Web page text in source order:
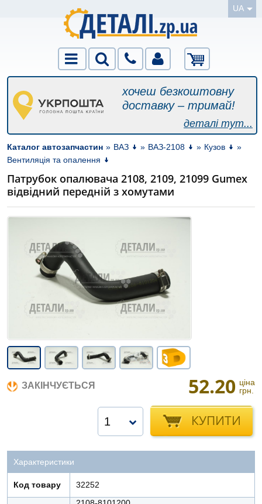
UA
хочеш безкоштовну
доставку – тримай!
деталі тут...
Каталог автозапчастин » ВАЗ » ВАЗ-2108 » Кузов
»
Вентиляція та опалення
Патрубок опалювача 2108, 2109, 21099 Gumex
відвідний передній з хомутами
ЗАКІНЧУЄТЬСЯ 52.20 ціна
грн.
КУПИТИ
1
Характеристики
Код товару 32252